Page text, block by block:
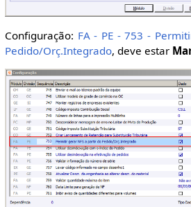
Configuração: FA - PE - 753 -
Pedido/Orç.Integrado, deve estar